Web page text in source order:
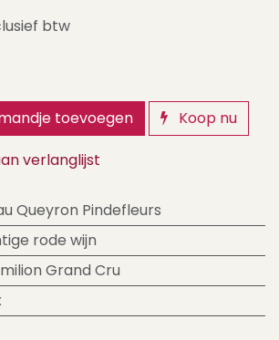
btw
toevoegen
Koop nu
verlanglijst
Queyron Pindefleurs
rode wijn
Grand Cru